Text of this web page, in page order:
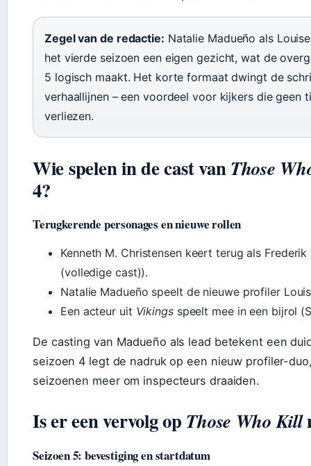
Zegel van de redactie: Natalie Madueño als
het vierde seizoen een eigen gezicht, wat de
5 logisch maakt. Het korte formaat dwingt de
verhaallijnen – een voordeel voor kijkers die geen
verliezen.
Wie spelen in de cast vanThose
4?
Terugkerende personages en nieuwe rollen
Kenneth M. Christensen keert terug als
(volledige cast)).
Natalie Madueño speelt de nieuwe profiler
Een acteur uit Vikingsspeelt mee in een bijrol
De casting van Madueño als lead betekent een
seizoen 4 legt de nadruk op een nieuw profiler-
seizoenen meer om inspecteurs draaiden.
Is er een vervolg op Those Who Kill
Seizoen 5: bevestiging en startdatum